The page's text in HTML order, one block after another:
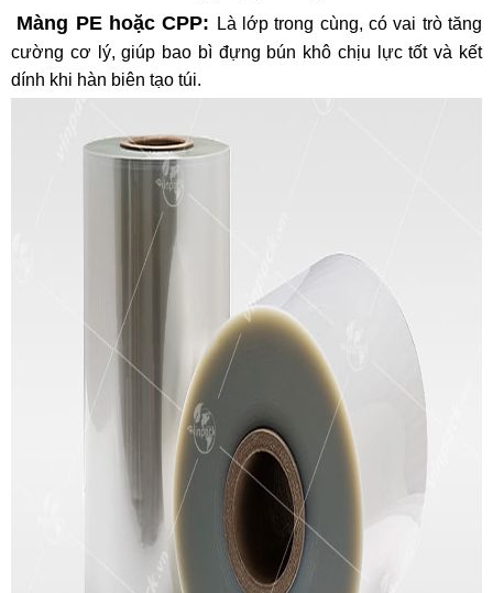
Màng PE hoặc CPP:
Là lớp trong cùng, có vai trò tăng
cường cơ lý, giúp bao bì đựng bún khô chịu lực tốt và kết
dính khi hàn biên tạo túi.